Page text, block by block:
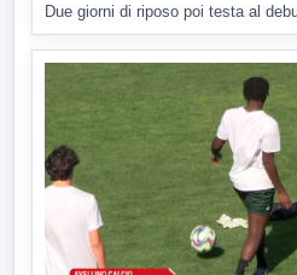
Due giorni di riposo poi testa al